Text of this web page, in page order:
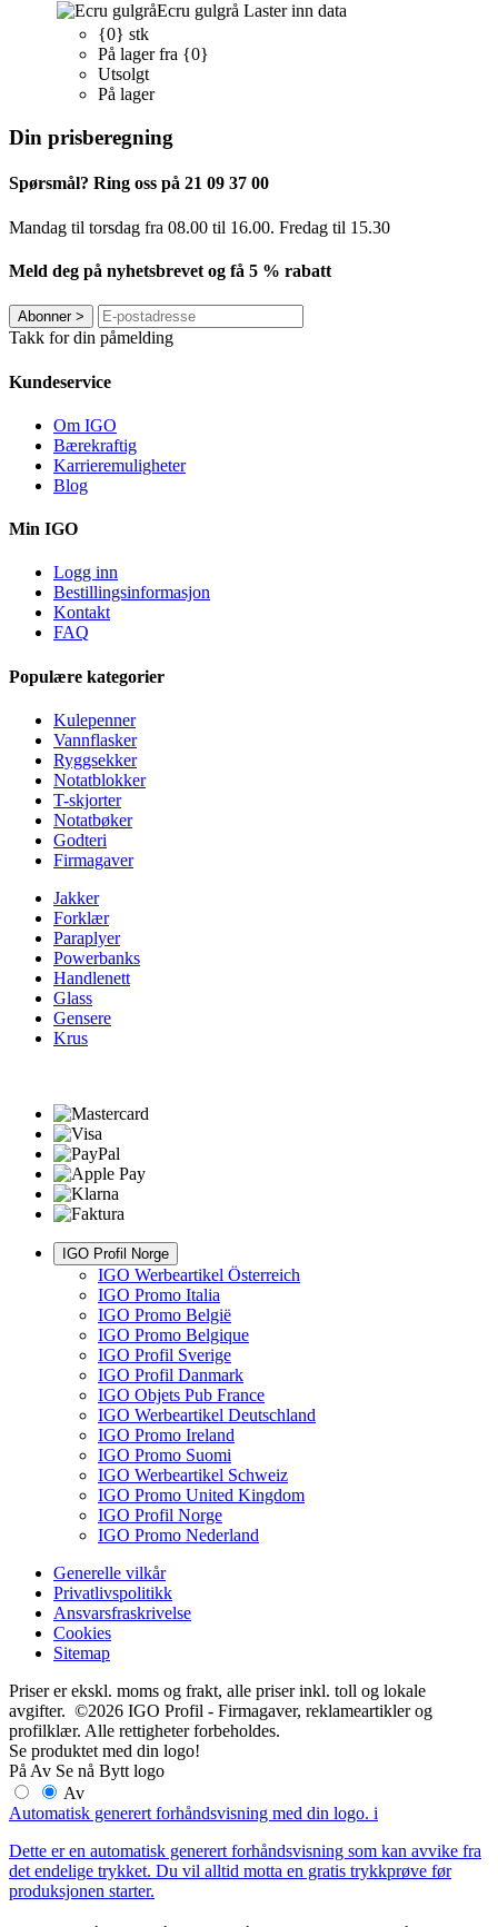
Ecru gulgrå Laster inn data
{0} stk
På lager fra {0}
Utsolgt
På lager
Din prisberegning
Spørsmål? Ring oss på 21 09 37 00
Mandag til torsdag ​​fra 08.00 til 16.00. Fredag til 15.30
Meld deg på nyhetsbrevet og få 5 % rabatt
Abonner>
Takk for din påmelding
Kundeservice
Om IGO
Bærekraftig
Karrieremuligheter
Blog
Min IGO
Logg inn
Bestillingsinformasjon
Kontakt
FAQ
Populære kategorier
Kulepenner
Vannflasker
Ryggsekker
Notatblokker
T-skjorter
Notatbøker
Godteri
Firmagaver
Jakker
Forklær
Paraplyer
Powerbanks
Handlenett
Glass
Gensere
Krus
IGO Profil Norge
IGO Werbeartikel Österreich
IGO Promo Italia
IGO Promo België
IGO Promo Belgique
IGO Profil Sverige
IGO Profil Danmark
IGO Objets Pub France
IGO Werbeartikel Deutschland
IGO Promo Ireland
IGO Promo Suomi
IGO Werbeartikel Schweiz
IGO Promo United Kingdom
IGO Profil Norge
IGO Promo Nederland
Generelle vilkår
Privatlivspolitikk
Ansvarsfraskrivelse
Cookies
Sitemap
Priser er ekskl. moms og frakt, alle priser inkl. toll og lokale
avgifter. ©2026 IGO Profil - Firmagaver, reklameartikler og
profilklær. Alle rettigheter forbeholdes.
Se produktet med din logo!
På Av Se nå Bytt logo
Av
Automatisk generert forhåndsvisning med din logo. i
Dette er en automatisk generert forhåndsvisning som kan avvike fra
det endelige trykket. Du vil alltid motta en gratis trykkprøve før
produksjonen starter.